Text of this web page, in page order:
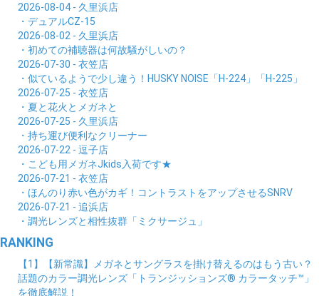
2026-08-04 - 久里浜店
・デュアルCZ-15
2026-08-02 - 久里浜店
・初めての補聴器は何故騒がしいの？
2026-07-30 - 衣笠店
・似ているようで少し違う！HUSKY NOISE「H-224」「H-225」
2026-07-25 - 衣笠店
・夏と花火とメガネと
2026-07-25 - 久里浜店
・持ち運び便利なクリーナー
2026-07-22 - 逗子店
・こども用メガネJkids入荷です★
2026-07-21 - 衣笠店
・ほんのり赤い色がカギ！コントラストをアップさせるSNRV
2026-07-21 - 追浜店
・調光レンズと相性抜群「ミクサージュ」
RANKING
【1】【新常識】メガネとサングラスを掛け替えるのはもう古い？
話題のカラー調光レンズ「トランジッションズ® カラータッチ™」
を徹底解説！